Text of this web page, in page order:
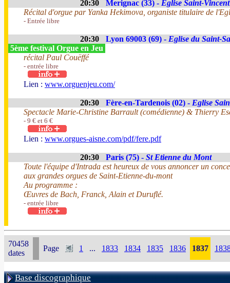
20:30
Merignac (33) - Eglise Saint-Vincent
Récital d'orgue par Yanka Hekimova, organiste titulaire de
- Entrée libre
20:30 Lyon 69003 (69) - Eglise du Saint-
5ème festival Orgue en Jeu
récital Paul Couëffé
- entrée libre
Lien : www.orguenjeu.com/
20:30 Fère-en-Tardenois (02) - Eglise
Spectacle Marie-Christine Barrault (comédienne) & Thierry
- 9 € et 6 €
Lien : www.orgues-aisne.com/pdf/fere.pdf
20:30 Paris (75) - St Etienne du Mont
Toute l'équipe d'Intrada est heureux de vous annoncer un
aux grandes orgues de Saint-Etienne-du-mont
Au programme :
Œuvres de Bach, Franck, Alain et Duruflé.
- entrée libre
70458
dates
Page 1 ... 1833 1834 1835 1836 1837
Base discographique